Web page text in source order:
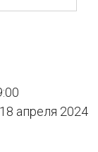
апреля 2024